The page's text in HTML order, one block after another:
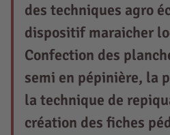
des techniques agro
dispositif maraicher
Confection des
semi en pépinière, la
la technique de
création des fiches